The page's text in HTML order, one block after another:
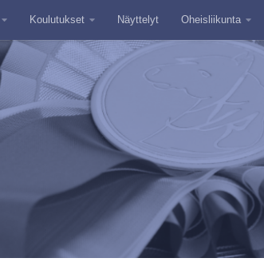
Koulutukset Näyttelyt Oheisliikunta